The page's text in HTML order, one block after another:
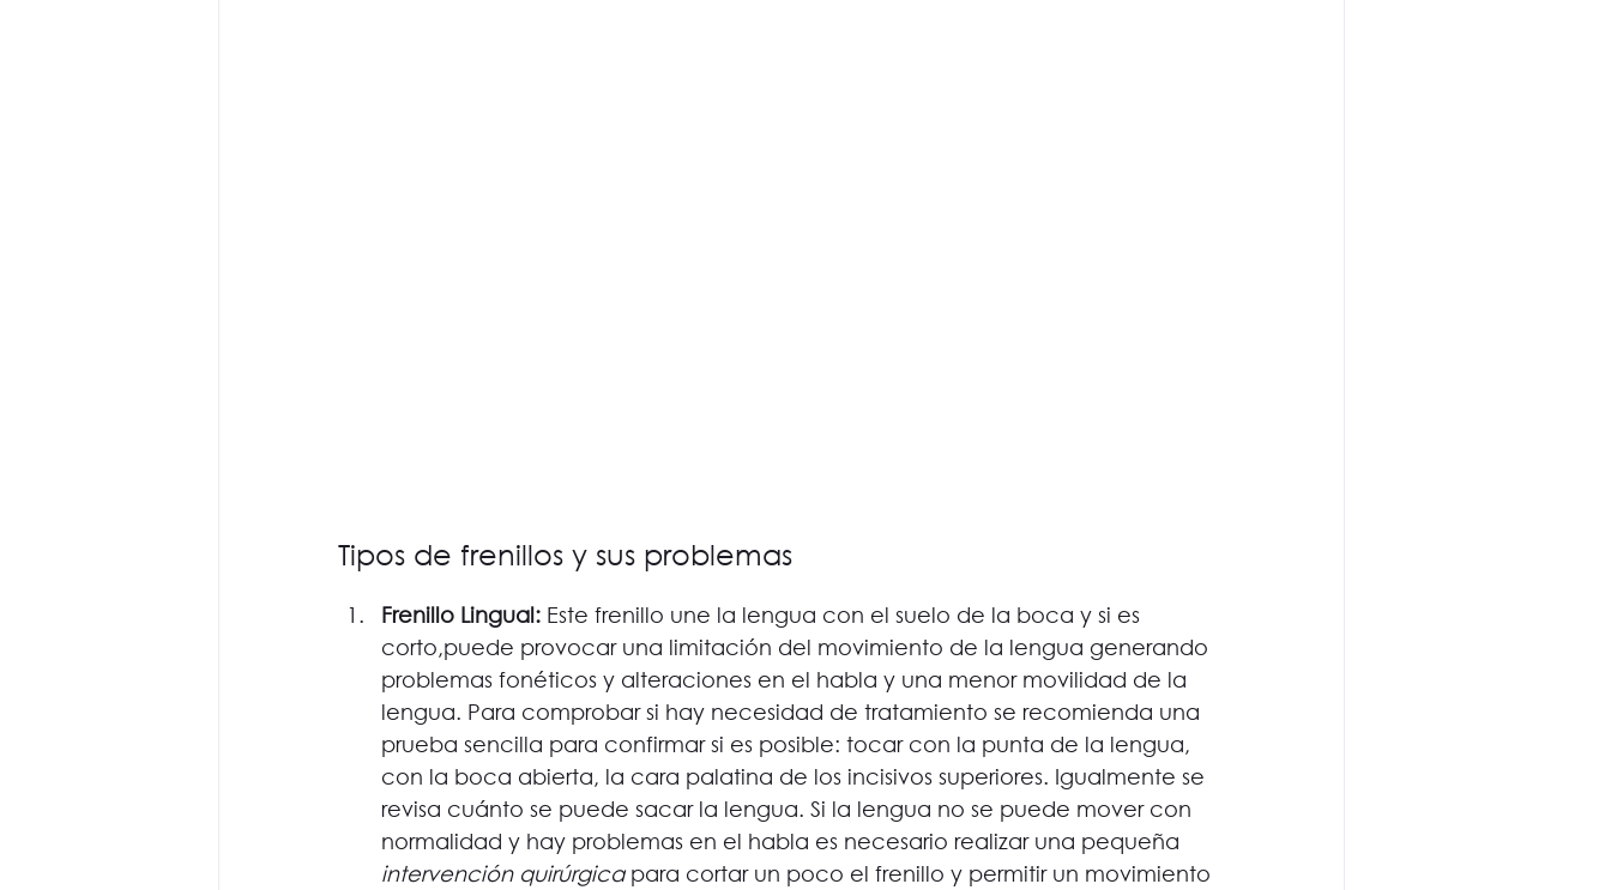
Tipos de frenillos y sus problemas
Frenillo Lingual: Este frenillo une la lengua con el suelo de la boca y si es
corto,puede provocar una limitación del movimiento de la lengua generando
problemas fonéticos y alteraciones en el habla y una menor movilidad de la
lengua. Para comprobar si hay necesidad de tratamiento se recomienda una
prueba sencilla para confirmar si es posible: tocar con la punta de la lengua,
con la boca abierta, la cara palatina de los incisivos superiores. Igualmente se
revisa cuánto se puede sacar la lengua. Si la lengua no se puede mover con
normalidad y hay problemas en el habla es necesario realizar una pequeña
intervención quirúrgica para cortar un poco el frenillo y permitir un movimiento